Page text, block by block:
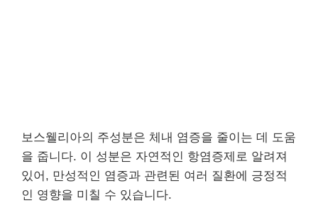
보스웰리아의 주성분은 체내 염증을 줄이는 데 도움
을 줍니다. 이 성분은 자연적인 항염증제로 알려져
있어, 만성적인 염증과 관련된 여러 질환에 긍정적
인 영향을 미칠 수 있습니다.